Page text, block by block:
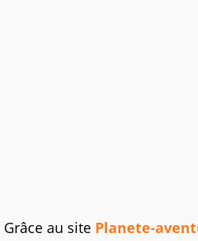
Grâce au site Planete-